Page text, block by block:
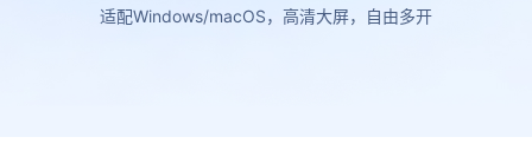
适配Windows/macOS，高清大屏，自由多开